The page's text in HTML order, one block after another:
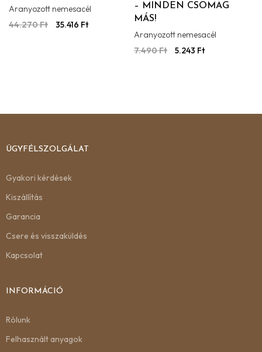
Aranyozott nemesacél
44.270Ft 35.416 Ft
– MINDEN CSOMAG
MÁS!
Aranyozott nemesacél
7.490Ft 5.243 Ft
ÜGYFÉLSZOLGÁLAT
Gyakori kérdések
Kiszállítás
Garancia
Csere és visszaküldés
Kapcsolat
INFORMÁCIÓ
Rólunk
Felhasznált anyagok